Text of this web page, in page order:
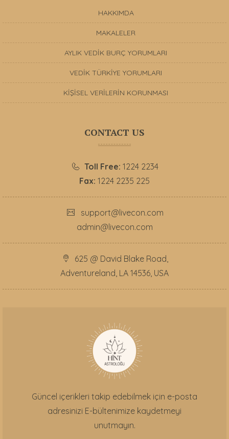
HAKKIMDA
MAKALELER
AYLIK VEDİK BURÇ YORUMLARI
VEDİK TÜRKİYE YORUMLARI
KİŞİSEL VERİLERİN KORUNMASI
CONTACT US
Toll Free: 1224 2234
Fax: 1224 2235 225
support@livecon.com
admin@livecon.com
625 @ David Blake Road,
Adventureland, LA 14536, USA
Güncel içerikleri takip edebilmek için e-posta
adresinizi E-bültenimize kaydetmeyi
unutmayın.